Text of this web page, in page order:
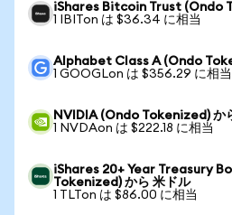
iShares Bitcoin Trust (Ondo
1 IBITon は $36.34 に相当
Alphabet Class A (Ondo
1 GOOGLon は $356.29 に相当
NVIDIA (Ondo Tokenized) か
1 NVDAon は $222.18 に相当
iShares 20+ Year Treasury
Tokenized) から 米ドル
1 TLTon は $86.00 に相当